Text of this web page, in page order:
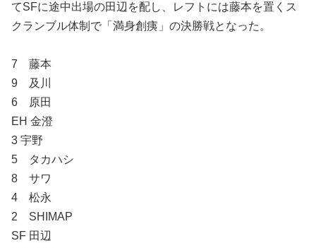
てSFに途中出場の田辺を配し、レフトには藤本を置くス
クランブル体制で「満身創痍」の決勝戦となった。
7 藤本
9 及川
6 原田
EH 金澄
3 宇野
5 タカハシ
8 サワ
4 松永
2 SHIMAP
SF 田辺